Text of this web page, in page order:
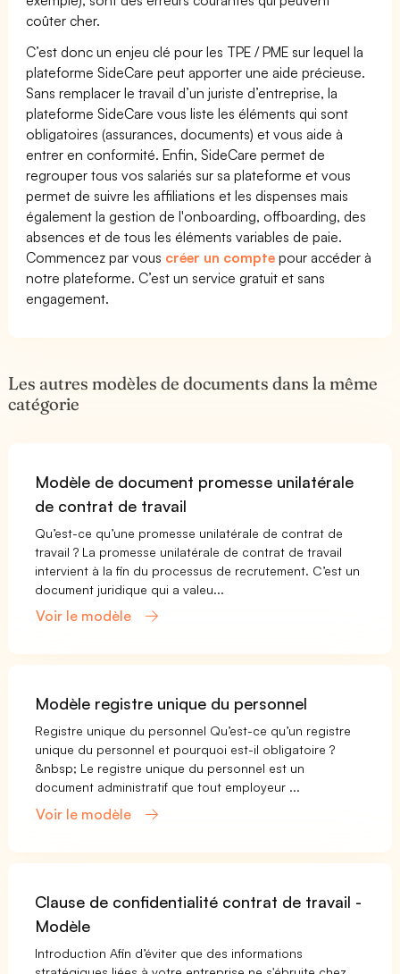
coûter cher.
C’est donc un enjeu clé pour les TPE / PME sur lequel la
plateforme SideCare peut apporter une aide précieuse.
Sans remplacer le travail d’un juriste d’entreprise, la
plateforme SideCare vous liste les éléments qui sont
obligatoires (assurances, documents) et vous aide à
entrer en conformité. Enfin, SideCare permet de
regrouper tous vos salariés sur sa plateforme et vous
permet de suivre les affiliations et les dispenses mais
également la gestion de l'onboarding, offboarding, des
absences et de tous les éléments variables de paie.
Commencez par vous créer un compte pour accéder à
notre plateforme. C’est un service gratuit et sans
engagement.
Les autres modèles de documents dans la même
catégorie
Modèle de document promesse unilatérale
de contrat de travail
Qu’est-ce qu’une promesse unilatérale de contrat de
travail ? La promesse unilatérale de contrat de travail
intervient à la fin du processus de recrutement. C’est un
document juridique qui a valeu...
Voir le modèle
Modèle registre unique du personnel
Registre unique du personnel Qu’est-ce qu’un registre
unique du personnel et pourquoi est-il obligatoire ?
&nbsp; Le registre unique du personnel est un
document administratif que tout employeur ...
Voir le modèle
Clause de confidentialité contrat de travail -
Modèle
Introduction Afin d’éviter que des informations